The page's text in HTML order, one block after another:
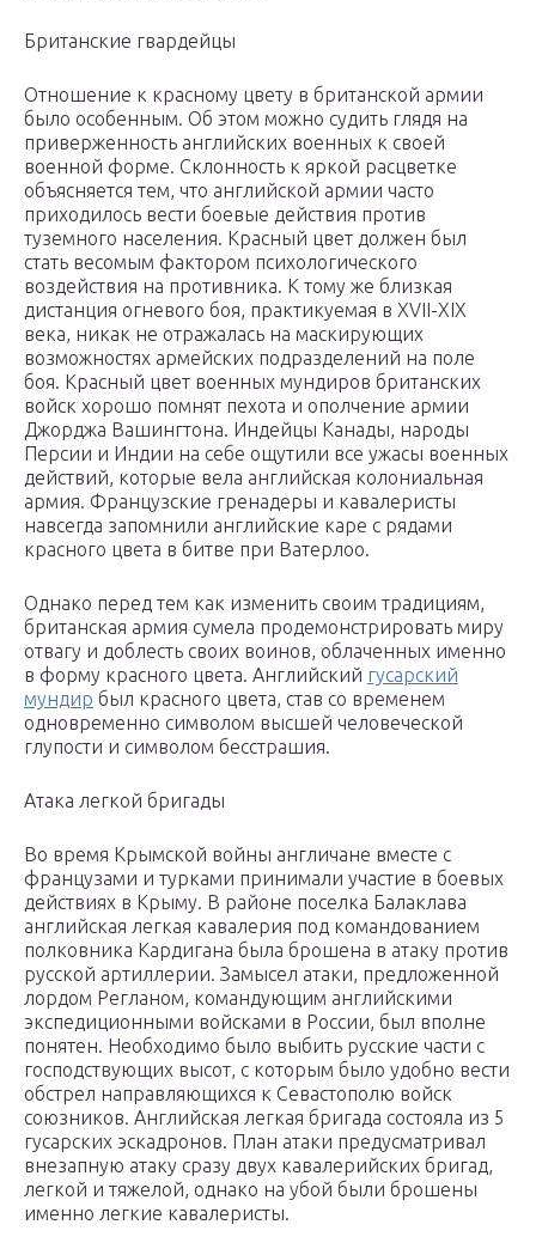
Британские гвардейцы
Отношение к красному цвету в британской армии
было особенным. Об этом можно судить глядя на
приверженность английских военных к своей
военной форме. Склонность к яркой расцветке
объясняется тем, что английской армии часто
приходилось вести боевые действия против
туземного населения. Красный цвет должен был
стать весомым фактором психологического
воздействия на противника. К тому же близкая
дистанция огневого боя, практикуемая в XVII-XIX
века, никак не отражалась на маскирующих
возможностях армейских подразделений на поле
боя. Красный цвет военных мундиров британских
войск хорошо помнят пехота и ополчение армии
Джорджа Вашингтона. Индейцы Канады, народы
Персии и Индии на себе ощутили все ужасы военных
действий, которые вела английская колониальная
армия. Французские гренадеры и кавалеристы
навсегда запомнили английские каре с рядами
красного цвета в битве при Ватерлоо.
Однако перед тем как изменить своим традициям,
британская армия сумела продемонстрировать миру
отвагу и доблесть своих воинов, облаченных именно
в форму красного цвета. Английский гусарский
мундир был красного цвета, став со временем
одновременно символом высшей человеческой
глупости и символом бесстрашия.
Атака легкой бригады
Во время Крымской войны англичане вместе с
французами и турками принимали участие в боевых
действиях в Крыму. В районе поселка Балаклава
английская легкая кавалерия под командованием
полковника Кардигана была брошена в атаку против
русской артиллерии. Замысел атаки, предложенной
лордом Регланом, командующим английскими
экспедиционными войсками в России, был вполне
понятен. Необходимо было выбить русские части с
господствующих высот, с которым было удобно вести
обстрел направляющихся к Севастополю войск
союзников. Английская легкая бригада состояла из 5
гусарских эскадронов. План атаки предусматривал
внезапную атаку сразу двух кавалерийских бригад,
легкой и тяжелой, однако на убой были брошены
именно легкие кавалеристы.